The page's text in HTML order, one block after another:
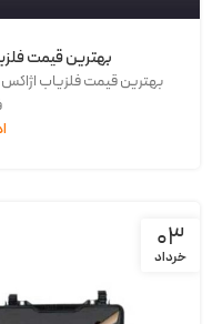
بهترین قیمت
بهترین قیمت فلزیاب اژاکس
03
خرداد